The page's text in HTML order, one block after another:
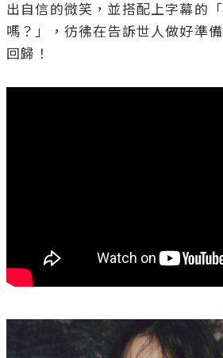
出自信的微笑，並搭配上字幕的
嗎？」，彷彿在告訴世人做好準
回歸！